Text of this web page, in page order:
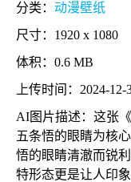
分类： 动漫壁纸
尺寸：1920 x 1080
体积：0.6 MB
上传时间：2024-12-
AI图片描述：这张
五条悟的眼睛为核
悟的眼睛清澈而锐
特形态更是让人印